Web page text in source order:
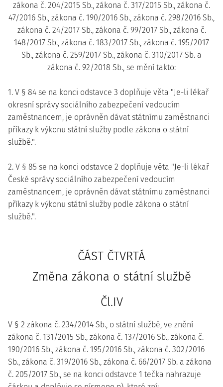
zákona č. 204/2015 Sb., zákona č. 317/2015 Sb., zákona č.
47/2016 Sb., zákona č. 190/2016 Sb., zákona č. 298/2016 Sb.,
zákona č. 24/2017 Sb., zákona č. 99/2017 Sb., zákona č.
148/2017 Sb., zákona č. 183/2017 Sb., zákona č. 195/2017
Sb., zákona č. 259/2017 Sb., zákona č. 310/2017 Sb. a
zákona č. 92/2018 Sb., se mění takto:
1. V § 84 se na konci odstavce 3 doplňuje věta "Je-li lékař
okresní správy sociálního zabezpečení vedoucím
zaměstnancem, je oprávněn dávat státnímu zaměstnanci
příkazy k výkonu státní služby podle zákona o státní
službě.".
2. V § 85 se na konci odstavce 2 doplňuje věta "Je-li lékař
České správy sociálního zabezpečení vedoucím
zaměstnancem, je oprávněn dávat státnímu zaměstnanci
příkazy k výkonu státní služby podle zákona o státní
službě.".
ČÁST ČTVRTÁ
Změna zákona o státní službě
Čl.IV
V § 2 zákona č. 234/2014 Sb., o státní službě, ve znění
zákona č. 131/2015 Sb., zákona č. 137/2016 Sb., zákona č.
190/2016 Sb., zákona č. 195/2016 Sb., zákona č. 302/2016
Sb., zákona č. 319/2016 Sb., zákona č. 66/2017 Sb. a zákona
č. 205/2017 Sb., se na konci odstavce 1 tečka nahrazuje